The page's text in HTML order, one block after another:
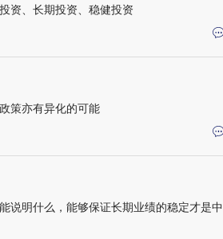
资、长期投资、稳健投资
策亦有异化的可能
说明什么，能够保证长期业绩的稳定才是中